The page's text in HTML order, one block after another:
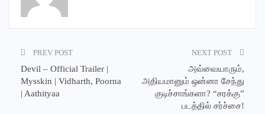
PREV POST
Devil – Official Trailer |
Mysskin | Vidharth, Poorna
| Aathityaa
NEXT POST
அவ்வையாரும்,
அதியமானும் ஒன்னா சேந்து
குடிச்சாங்களா? “சரக்கு”
படத்தில் சர்ச்சை!